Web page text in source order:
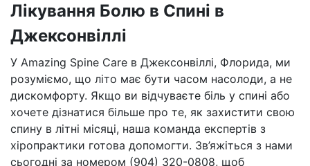
Лікування Болю в Спині в
Джексонвіллі
У Amazing Spine Care в Джексонвіллі, Флорида, ми
розуміємо, що літо має бути часом насолоди, а не
дискомфорту. Якщо ви відчуваєте біль у спині або
хочете дізнатися більше про те, як захистити свою
спину в літні місяці, наша команда експертів з
хіропрактики готова допомогти. Зв’яжіться з нами
сьогодні за номером (904) 320-0808, щоб